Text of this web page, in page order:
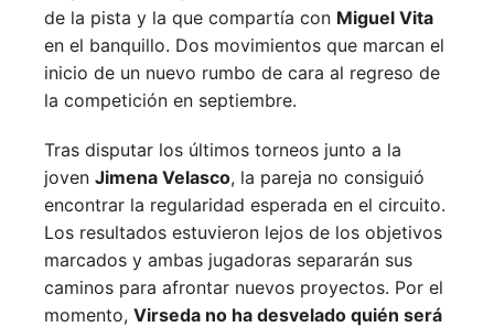
de la pista y la que compartía con Miguel Vita
en el banquillo. Dos movimientos que marcan el
inicio de un nuevo rumbo de cara al regreso de
la competición en septiembre.
Tras disputar los últimos torneos junto a la
joven Jimena Velasco, la pareja no consiguió
encontrar la regularidad esperada en el circuito.
Los resultados estuvieron lejos de los objetivos
marcados y ambas jugadoras separarán sus
caminos para afrontar nuevos proyectos. Por el
momento, Virseda no ha desvelado quién será